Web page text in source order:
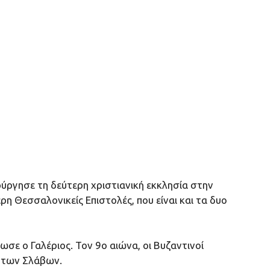
τη δεύτερη χριστιανική εκκλησία στην
Επιστολές, που είναι και τα δυο
ο Γαλέριος. Τον 9ο αιώνα, οι Βυζαντινοί
των Σλάβων.